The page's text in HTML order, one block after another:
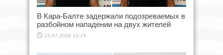
В Кара-Балте задержали подозреваемых в
разбойном нападении на двух жителей
15.07.2026 12:15